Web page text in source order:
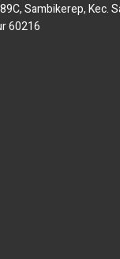
Sambikerep, Kec.
60216